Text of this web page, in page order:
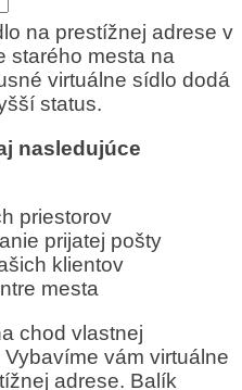
na prestížnej adrese v
starého mesta na
virtuálne sídlo dodá
status.
nasledujúce
priestorov
prijatej pošty
klientov
mesta
chod vlastnej
vám virtuálne
adrese. Balík